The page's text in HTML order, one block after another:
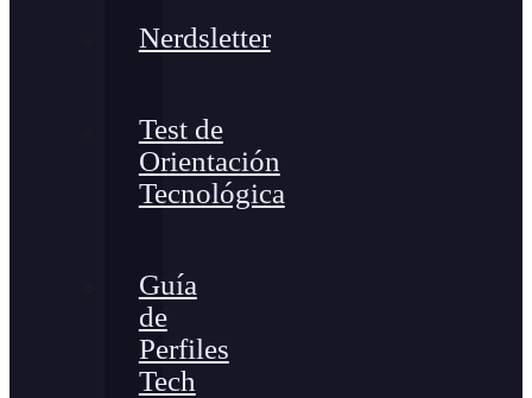
Nerdsletter
Test de
Orientación
Tecnológica
Guía
de
Perfiles
Tech